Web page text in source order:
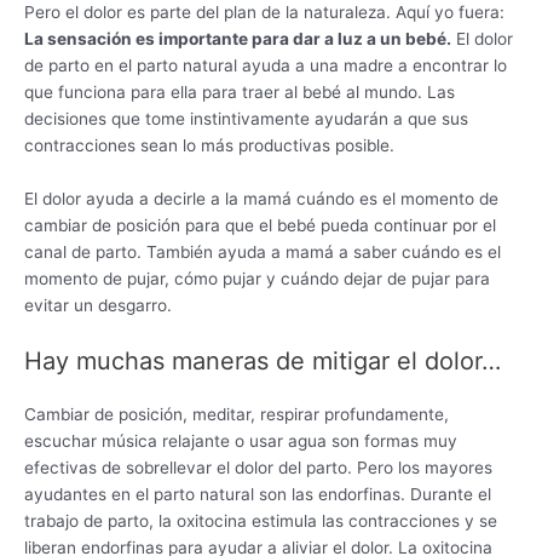
Pero el dolor es parte del plan de la naturaleza. Aquí yo fuera:
La sensación es importante para dar a luz a un bebé. El dolor
de parto en el parto natural ayuda a una madre a encontrar lo
que funciona para ella para traer al bebé al mundo. Las
decisiones que tome instintivamente ayudarán a que sus
contracciones sean lo más productivas posible.
El dolor ayuda a decirle a la mamá cuándo es el momento de
cambiar de posición para que el bebé pueda continuar por el
canal de parto. También ayuda a mamá a saber cuándo es el
momento de pujar, cómo pujar y cuándo dejar de pujar para
evitar un desgarro.
Hay muchas maneras de mitigar el dolor…
Cambiar de posición, meditar, respirar profundamente,
escuchar música relajante o usar agua son formas muy
efectivas de sobrellevar el dolor del parto. Pero los mayores
ayudantes en el parto natural son las endorfinas. Durante el
trabajo de parto, la oxitocina estimula las contracciones y se
liberan endorfinas para ayudar a aliviar el dolor. La oxitocina